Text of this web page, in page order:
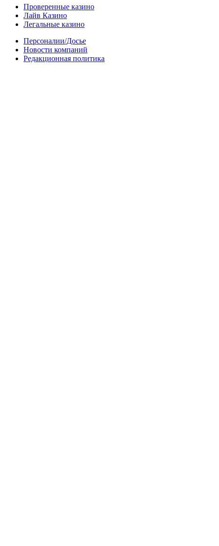
Проверенные казино
Лайв Казино
Легальные казино
Персоналии/Досье
Новости компаний
Редакционная политика